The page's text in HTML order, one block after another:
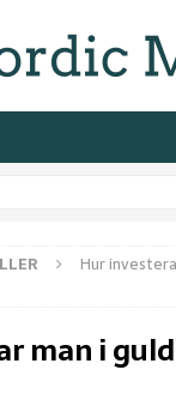
Hur
man i